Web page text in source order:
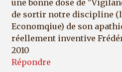
une bonne dose de
de sortir notre discipline
Economqiue) de son
réellement inventive
2010
Répondre